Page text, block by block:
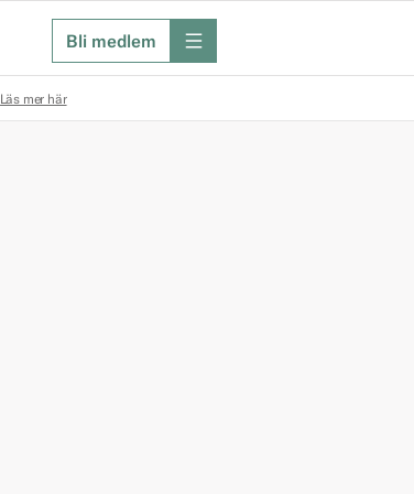
Bli medlem meny
Läs mer här